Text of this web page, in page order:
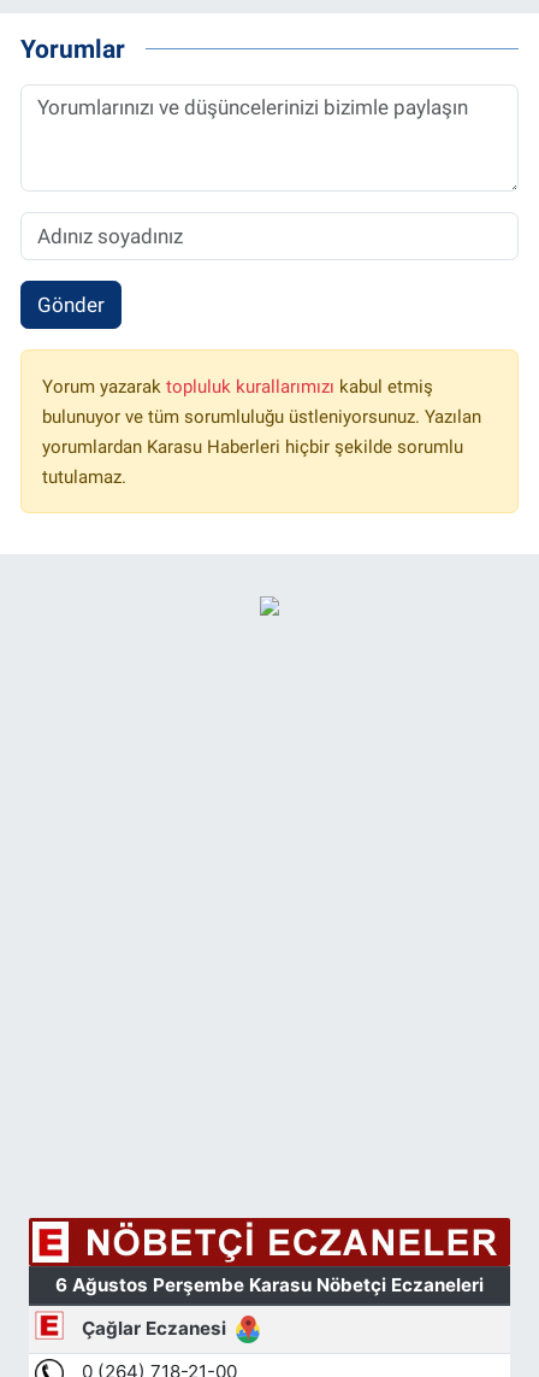
Yorumlar
Gönder
Yorum yazarak topluluk kurallarımızı kabul etmiş
bulunuyor ve tüm sorumluluğu üstleniyorsunuz. Yazılan
yorumlardan Karasu Haberleri hiçbir şekilde sorumlu
tutulamaz.